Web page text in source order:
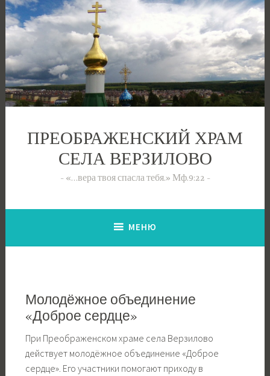
Перейти
к
содержимому
ПРЕОБРАЖЕНСКИЙ ХРАМ
СЕЛА ВЕРЗИЛОВО
«…вера твоя спасла тебя.» Мф.9:22
МЕНЮ
Молодёжное объединение
«Доброе сердце»
При Преображенском храме села Верзилово
действует молодёжное объединение «Доброе
сердце». Его участники помогают приходу в